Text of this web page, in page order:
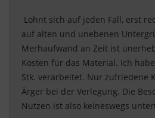
auf alten und unebenen
Merhaufwand an Zeit ist
Kosten für das Material. Ich
Stk. verarbeitet. Nur zufriedene
Ärger bei der Verlegung. Die
Nutzen ist also keineswegs